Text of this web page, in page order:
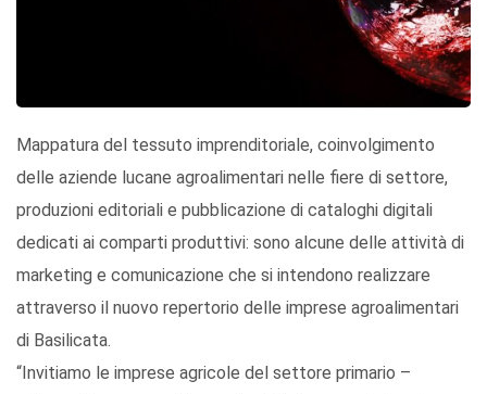
Mappatura del tessuto imprenditoriale, coinvolgimento
delle aziende lucane agroalimentari nelle fiere di settore,
produzioni editoriali e pubblicazione di cataloghi digitali
dedicati ai comparti produttivi: sono alcune delle attività di
marketing e comunicazione che si intendono realizzare
attraverso il nuovo repertorio delle imprese agroalimentari
di Basilicata.
“Invitiamo le imprese agricole del settore primario –